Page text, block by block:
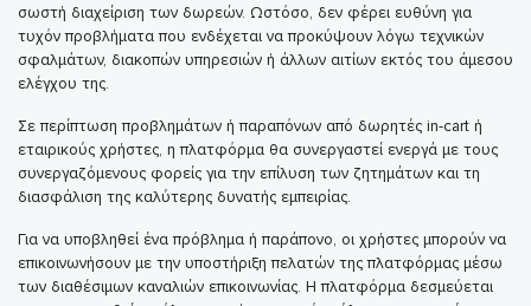
σωστή διαχείριση των δωρεών. Ωστόσο, δεν φέρει ευθύνη για
τυχόν προβλήματα που ενδέχεται να προκύψουν λόγω τεχνικών
σφαλμάτων, διακοπών υπηρεσιών ή άλλων αιτίων εκτός του άμεσου
ελέγχου της.
Σε περίπτωση προβλημάτων ή παραπόνων από δωρητές in-cart ή
εταιρικούς χρήστες, η πλατφόρμα θα συνεργαστεί ενεργά με τους
συνεργαζόμενους φορείς για την επίλυση των ζητημάτων και τη
διασφάλιση της καλύτερης δυνατής εμπειρίας.
Για να υποβληθεί ένα πρόβλημα ή παράπονο, οι χρήστες μπορούν να
επικοινωνήσουν με την υποστήριξη πελατών της πλατφόρμας μέσω
των διαθέσιμων καναλιών επικοινωνίας. Η πλατφόρμα δεσμεύεται